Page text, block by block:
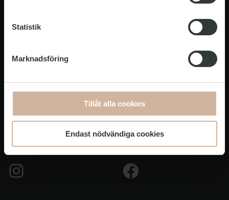
Statistik
Marknadsföring
Tillåt alla cookies
Endast nödvändiga cookies
Om oss
Följ oss
Instagram Facebook